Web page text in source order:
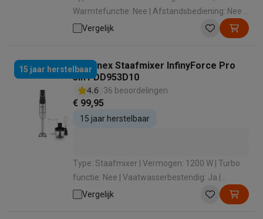
Warmtefunctie: Nee | Afstandsbediening: Nee |
Aantal massagekoppen: 4 | Timer: Nee
Vergelijk
15 jaar herstelbaarMoulinex Staafmixer InfinyForce Pro
3in1 DD953D10
4.6 36 beoordelingen
€ 99,95
15 jaar herstelbaar
Type: Staafmixer | Vermogen: 1200 W | Turbo
functie: Nee | Vaatwasserbestendig: Ja |
Afneembarevoet: Ja
Vergelijk